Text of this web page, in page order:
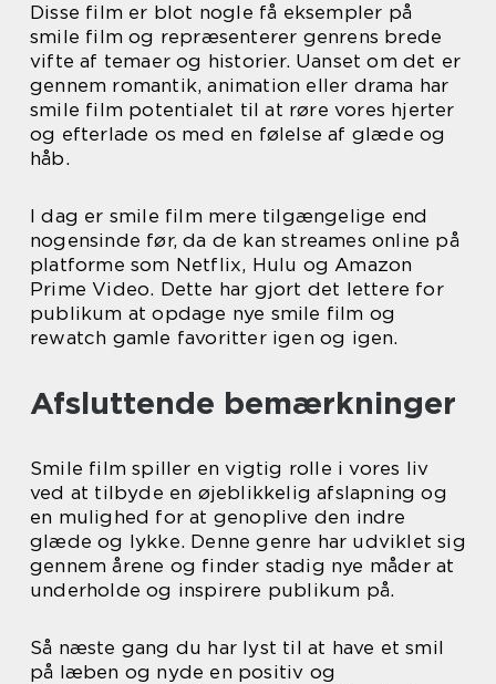
Disse film er blot nogle få eksempler på
smile film og repræsenterer genrens brede
vifte af temaer og historier. Uanset om det er
gennem romantik, animation eller drama har
smile film potentialet til at røre vores hjerter
og efterlade os med en følelse af glæde og
håb.
I dag er smile film mere tilgængelige end
nogensinde før, da de kan streames online på
platforme som Netflix, Hulu og Amazon
Prime Video. Dette har gjort det lettere for
publikum at opdage nye smile film og
rewatch gamle favoritter igen og igen.
Afsluttende bemærkninger
Smile film spiller en vigtig rolle i vores liv
ved at tilbyde en øjeblikkelig afslapning og
en mulighed for at genoplive den indre
glæde og lykke. Denne genre har udviklet sig
gennem årene og finder stadig nye måder at
underholde og inspirere publikum på.
Så næste gang du har lyst til at have et smil
på læben og nyde en positiv og